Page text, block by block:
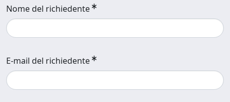
Nome del richiedente
E-mail del richiedente